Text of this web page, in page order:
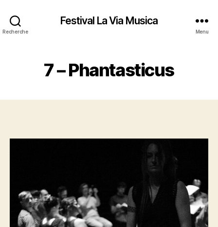
Recherche
Festival La Via Musica
Menu
7 – Phantasticus